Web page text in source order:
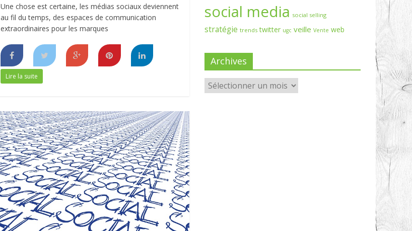
Une chose est certaine, les médias sociaux deviennent
au fil du temps, des espaces de communication
extraordinaires pour les marques
Lire la suite
social media social selling
stratégie trends twitter ugc veille Vente web
Archives